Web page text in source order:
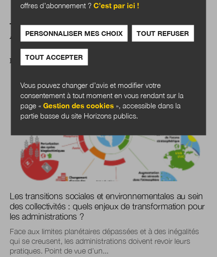
A LIRE AUSSI
DOSSIER
Les transitions sociales et environnementales au sein
des collectivités : quels enjeux de transformation pour
les administrations ?
Face aux limites planétaires dépassées et à des inégalités
qui se creusent, les administrations doivent revoir leurs
pratiques. Point de vue d’un...
offres d’abonnement ?C’est par ici !
PERSONNALISER MES CHOIX TOUT REFUSER
TOUT ACCEPTER
Vous pouvez changer d’avis et modifier votre
consentement à tout moment en vous rendant sur la
page «Gestion des cookies », accessible dans la
partie basse du site Horizons publics.